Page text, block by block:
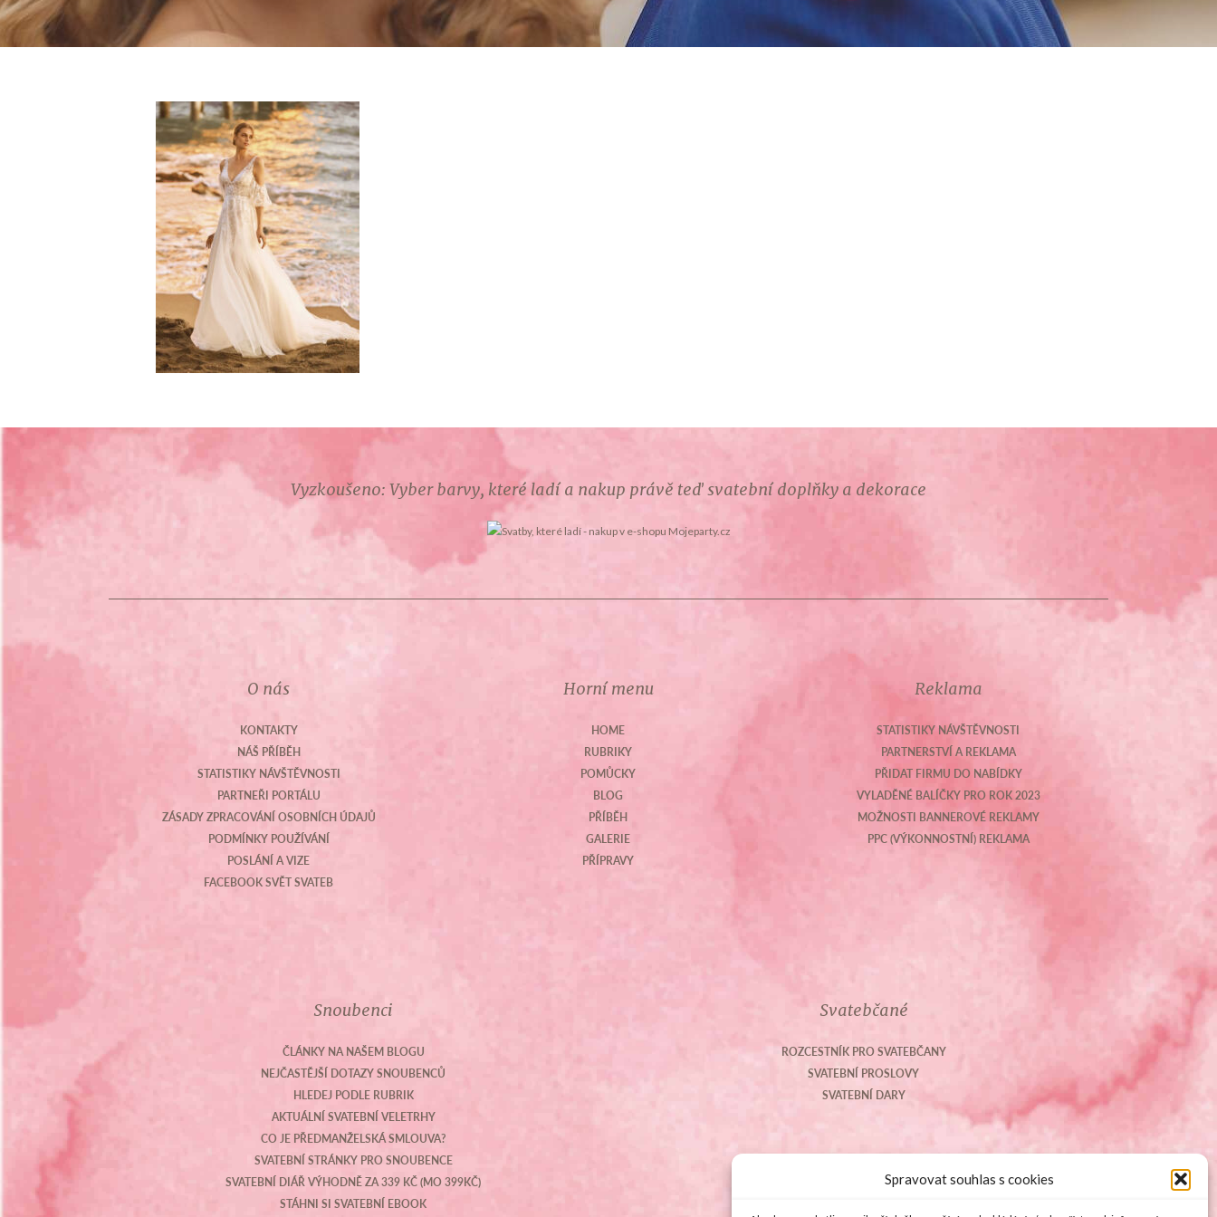
Spravovat souhlas s cookies
Vyzkoušeno: Vyber barvy, které ladí a nakup právě teď svatební doplňky a dekorace
O nás
KONTAKTY
NÁŠ PŘÍBĚH
STATISTIKY NÁVŠTĚVNOSTI
PARTNEŘI PORTÁLU
ZÁSADY ZPRACOVÁNÍ OSOBNÍCH ÚDAJŮ
PODMÍNKY POUŽÍVÁNÍ
POSLÁNÍ A VIZE
FACEBOOK SVĚT SVATEB
Horní menu
HOME
RUBRIKY
POMŮCKY
BLOG
PŘÍBĚH
GALERIE
PŘÍPRAVY
Reklama
STATISTIKY NÁVŠTĚVNOSTI
PARTNERSTVÍ A REKLAMA
PŘIDAT FIRMU DO NABÍDKY
VYLADĚNÉ BALÍČKY PRO ROK 2023
MOŽNOSTI BANNEROVÉ REKLAMY
PPC (VÝKONNOSTNÍ) REKLAMA
Snoubenci
ČLÁNKY NA NAŠEM BLOGU
NEJČASTĚJŠÍ DOTAZY SNOUBENCŮ
HLEDEJ PODLE RUBRIK
AKTUÁLNÍ SVATEBNÍ VELETRHY
CO JE PŘEDMANŽELSKÁ SMLOUVA?
SVATEBNÍ STRÁNKY PRO SNOUBENCE
SVATEBNÍ DIÁŘ VÝHODNĚ ZA 339 KČ (MO 399KČ)
STÁHNI SI SVATEBNÍ EBOOK
Svatebčané
ROZCESTNÍK PRO SVATEBČANY
SVATEBNÍ PROSLOVY
SVATEBNÍ DARY